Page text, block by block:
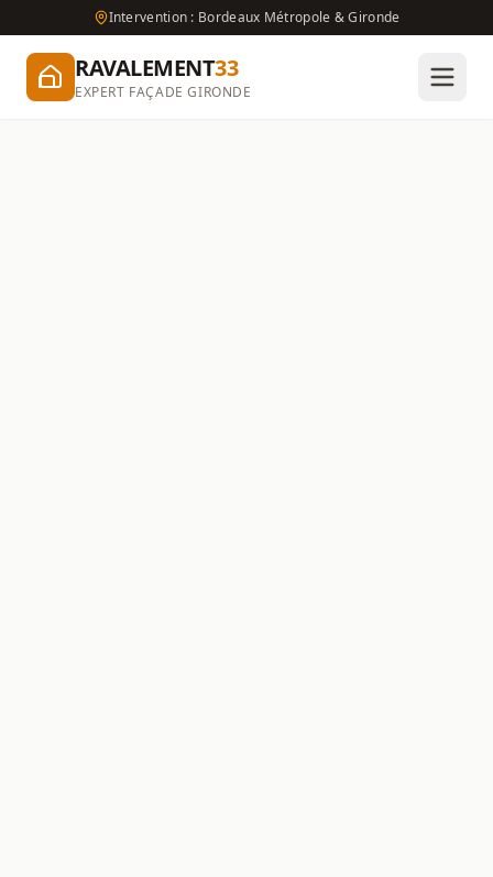
Intervention : Bordeaux Métropole & Gironde
RAVALEMENT33
EXPERT FAÇADE GIRONDE